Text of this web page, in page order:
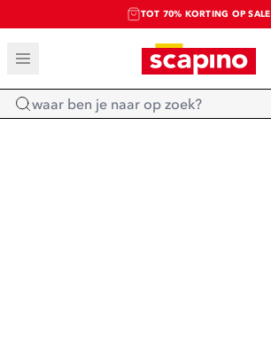
TOT 70% KORTING OP SALE
SALE: LAATSTE KANS!
SHOP NIEUW
Home